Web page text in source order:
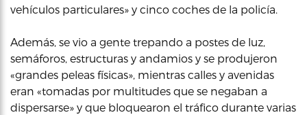
vehículos particulares» y cinco coches de la policía.
Además, se vio a gente trepando a postes de luz,
semáforos, estructuras y andamios y se produjeron
«grandes peleas físicas», mientras calles y avenidas
eran «tomadas por multitudes que se negaban a
dispersarse» y que bloquearon el tráfico durante varias